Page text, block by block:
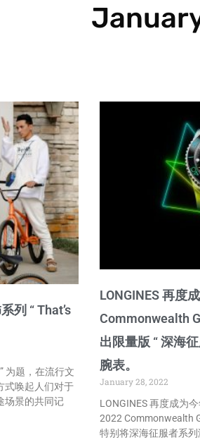
列 “ That’s
为题，在流行文
式唤起人们对于
场景的共同记
LONGINES 再度
Commonwealth
出限量版 “ 深海
腕表。
January 28, 2022
LONGINES 再度成为
2022 Commonwealth
特别将深海征服者系